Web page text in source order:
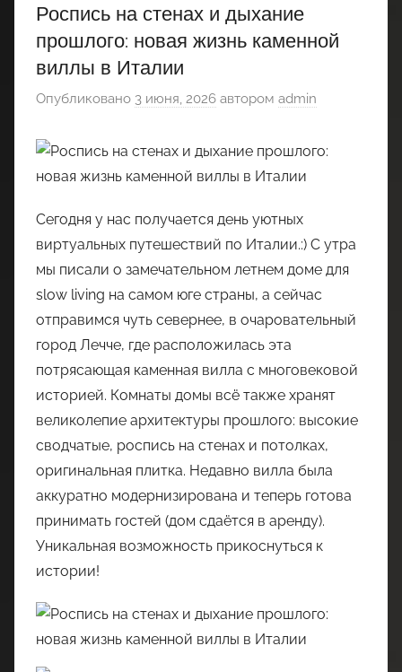
Роспись на стенах и дыхание
прошлого: новая жизнь каменной
виллы в Италии
Опубликовано 3 июня, 2026 автором admin
Сегодня у нас получается день уютных
виртуальных путешествий по Италии.:) С утра
мы писали о замечательном летнем доме для
slow living на самом юге страны, а сейчас
отправимся чуть севернее, в очаровательный
город Лечче, где расположилась эта
потрясающая каменная вилла с многовековой
историей. Комнаты домы всё также хранят
великолепие архитектуры прошлого: высокие
сводчатые, роспись на стенах и потолках,
оригинальная плитка. Недавно вилла была
аккуратно модернизирована и теперь готова
принимать гостей (дом сдаётся в аренду).
Уникальная возможность прикоснуться к
истории!